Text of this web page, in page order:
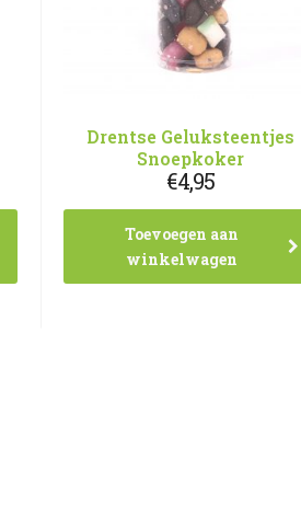
Drentse Geluksteentjes
Snoepkoker
€4,95
Toevoegen aan
winkelwagen